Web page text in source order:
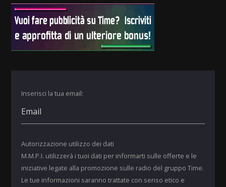
Inserisci la tua email:
Autorizzazione utilizzo dei dati
M.M.P.I. utilizzerà i tuoi dati per informarti sulle offerte e le
iniziative legate alla promozione sulle radio del gruppo Time.
Le tue informazioni saranno trattate con senso etico e